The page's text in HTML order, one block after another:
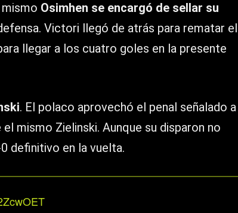
Osimhen se encargó de sellar su
Victori llegó de atrás para rematar el
llegar a los cuatro goles en la presente
. El polaco aprovechó el penal señalado a
mismo Zielinski. Aunque su disparon no
definitivo en la vuelta.